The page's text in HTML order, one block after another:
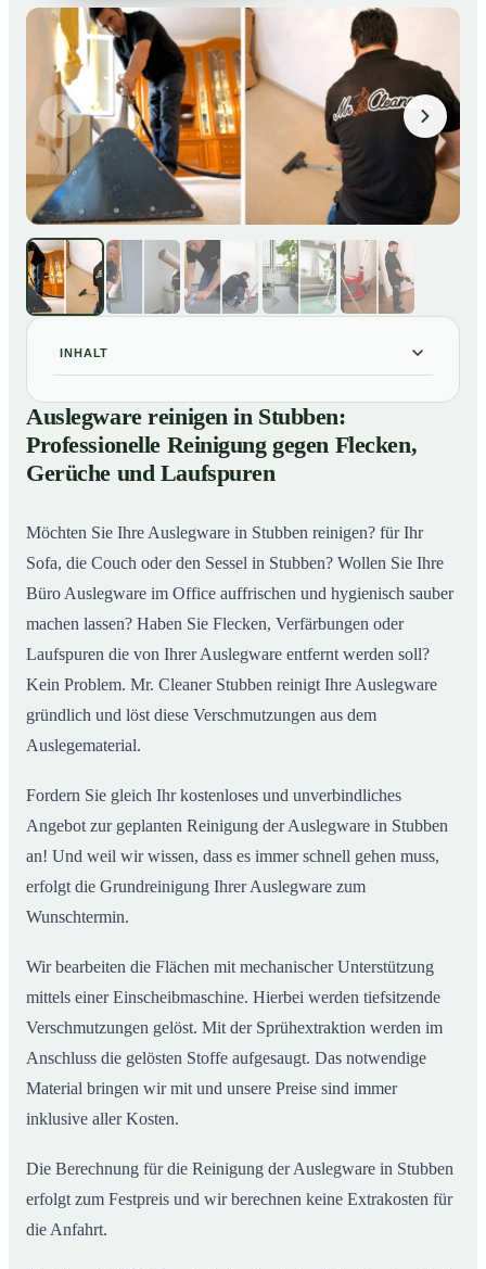
INHALT
01 Auslegware reinigen in Stubben: Professionelle
Reinigung gegen Flecken, Gerüche und Laufspuren
02 So wird Auslegware in Stubben professionell gereinigt
Auslegware reinigen in Stubben:
Professionelle Reinigung gegen Flecken,
Gerüche und Laufspuren
Möchten Sie Ihre Auslegware in Stubben reinigen? für Ihr
Sofa, die Couch oder den Sessel in Stubben? Wollen Sie Ihre
Büro Auslegware im Office auffrischen und hygienisch sauber
machen lassen? Haben Sie Flecken, Verfärbungen oder
Laufspuren die von Ihrer Auslegware entfernt werden soll?
Kein Problem. Mr. Cleaner Stubben reinigt Ihre Auslegware
gründlich und löst diese Verschmutzungen aus dem
Auslegematerial.
Fordern Sie gleich Ihr kostenloses und unverbindliches
Angebot zur geplanten Reinigung der Auslegware in Stubben
an! Und weil wir wissen, dass es immer schnell gehen muss,
erfolgt die Grundreinigung Ihrer Auslegware zum
Wunschtermin.
Wir bearbeiten die Flächen mit mechanischer Unterstützung
mittels einer Einscheibmaschine. Hierbei werden tiefsitzende
Verschmutzungen gelöst. Mit der Sprühextraktion werden im
Anschluss die gelösten Stoffe aufgesaugt. Das notwendige
Material bringen wir mit und unsere Preise sind immer
inklusive aller Kosten.
Die Berechnung für die Reinigung der Auslegware in Stubben
erfolgt zum Festpreis und wir berechnen keine Extrakosten für
die Anfahrt.